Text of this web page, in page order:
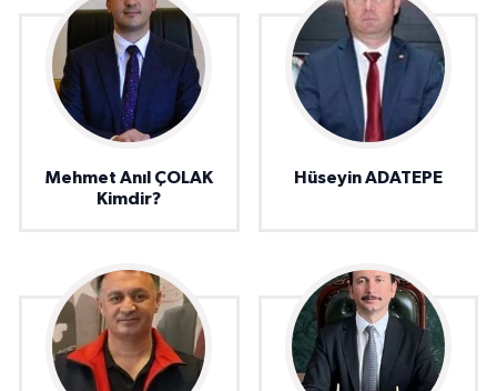
Mehmet Anıl ÇOLAK
Kimdir?
Hüseyin ADATEPE